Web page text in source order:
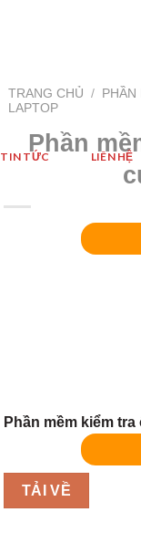
TIN TỨC LIÊN HỆ
TRANG CHỦ / PHẦN
LAPTOP
Phần
Phần mềm kiểm
TẢI VỀ